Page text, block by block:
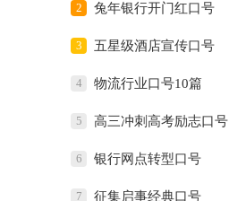
2 兔年银行开门红口号
3 五星级酒店宣传口号
4 物流行业口号10篇
5 高三冲刺高考励志口号
6 银行网点转型口号
7 征集启事经典口号